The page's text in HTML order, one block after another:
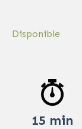
Disponible
15 min